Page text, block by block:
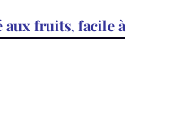
aux fruits, facile à